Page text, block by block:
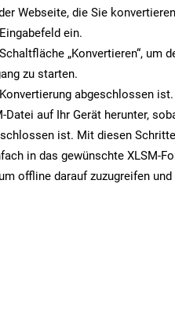
Webseite, die Sie
ein.
„Konvertieren“, um
zu starten.
abgeschlossen ist.
Datei auf Ihr Gerät herunter,
ist. Mit diesen
in das gewünschte XLSM-
offline darauf zuzugreifen